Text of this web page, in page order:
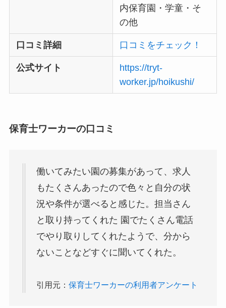
内保育園・学童・そ
の他
口コミ詳細 口コミをチェック！
公式サイト
https://tryt-
worker.jp/hoikushi/
保育士ワーカーの口コミ
働いてみたい園の募集があって、求人
もたくさんあったので色々と自分の状
況や条件が選べると感じた。担当さん
と取り持ってくれた 園でたくさん電話
でやり取りしてくれたようで、分から
ないことなどすぐに聞いてくれた。
引用元： 保育士ワーカーの利用者アンケート